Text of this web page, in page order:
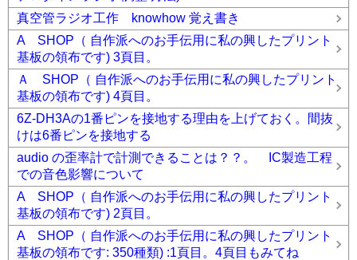
真空管ラジオ工作 knowhow 覚え書き
A SHOP（ 自作派へのお手伝用に私の興したプリント
基板の領布です) 3頁目。
Ａ SHOP（ 自作派へのお手伝用に私の興したプリント
基板の領布です) 4頁目。
6Z-DH3Aの1番ピンを接地する理由を上げておく。間抜
けは6番ピンを接地する
audio の歪率計で計測できることは？？。 IC製造工程
での音色影響について
A SHOP（ 自作派へのお手伝用に私の興したプリント
基板の領布です) 2頁目。
A SHOP（ 自作派へのお手伝用に私の興したプリント
基板の領布です: 350種類) :1頁目。4頁目もみてね